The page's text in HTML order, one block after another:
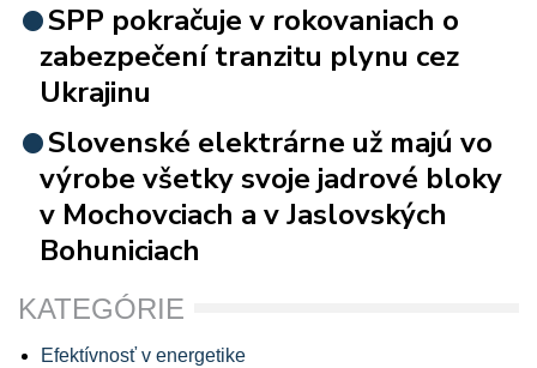
SPP pokračuje v rokovaniach o
zabezpečení tranzitu plynu cez
Ukrajinu
Slovenské elektrárne už majú vo
výrobe všetky svoje jadrové bloky
v Mochovciach a v Jaslovských
Bohuniciach
KATEGÓRIE
Efektívnosť v energetike